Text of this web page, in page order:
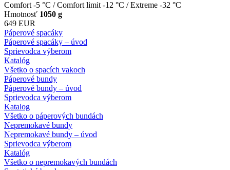
Comfort -5 °C /Comfort limit -12 °C /Extreme -32 °C
Hmotnosť 1050 g
649 EUR
Páperové spacáky
Páperové spacáky – úvod
Sprievodca výberom
Katalóg
Všetko o spacích vakoch
Páperové bundy
Páperové bundy – úvod
Sprievodca výberom
Katalog
Všetko o páperových bundách
Nepremokavé bundy
Nepremokavé bundy – úvod
Sprievodca výberom
Katalóg
Všetko o nepremokavých bundách